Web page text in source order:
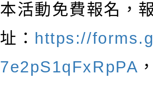
本活動免費報名，
址： https://
7e2pS1qFxRpPA